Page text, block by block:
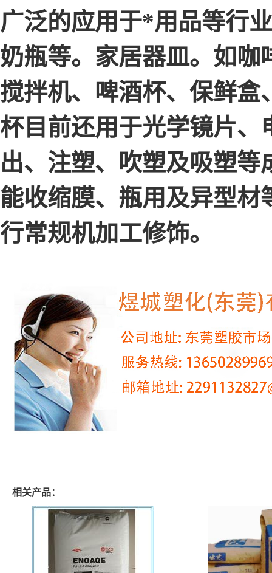
广泛的应用于*用品等行
奶瓶等。家居器皿。如咖
搅拌机、啤酒杯、保鲜盒
杯目前还用于光学镜片、
出、注塑、吹塑及吸塑
能收缩膜、瓶用及异型
行常规机加工修饰。
相关产品：